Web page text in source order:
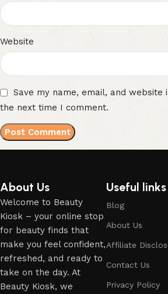
Website
Save my name, email, and
the next time I comment.
About Us
Welcome to Beauty
Kiosk – your online stop
for beauty finds that
make you feel confident,
refreshed, and ready to
take on the day. At
Beauty Kiosk, we
Useful links
Blog
About Us
Affiliate
Contact Us
Privacy Policy